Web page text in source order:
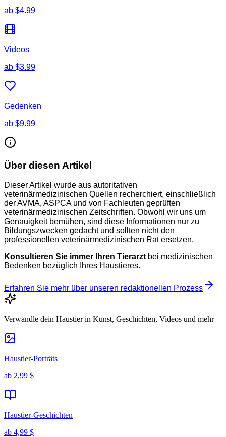
ab $4.99
Videos
ab $3.99
Gedenken
ab $9.99
Über diesen Artikel
Dieser Artikel wurde aus autoritativen
veterinärmedizinischen Quellen recherchiert, einschließlich
der AVMA, ASPCA und von Fachleuten geprüften
veterinärmedizinischen Zeitschriften. Obwohl wir uns um
Genauigkeit bemühen, sind diese Informationen nur zu
Bildungszwecken gedacht und sollten nicht den
professionellen veterinärmedizinischen Rat ersetzen.
Konsultieren Sie immer Ihren Tierarzt bei medizinischen
Bedenken bezüglich Ihres Haustieres.
Erfahren Sie mehr über unseren redaktionellen Prozess
Verwandle dein Haustier in Kunst, Geschichten, Videos und mehr
Haustier-Porträts
ab 2,99 $
Haustier-Geschichten
ab 4,99 $